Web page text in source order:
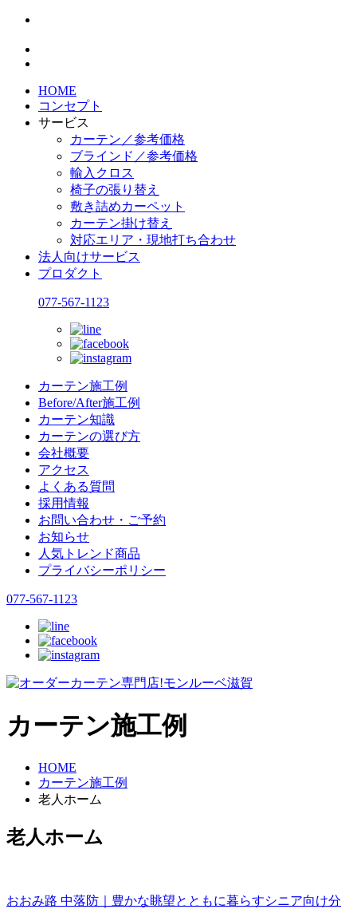
HOME
コンセプト
サービス
カーテン／参考価格
ブラインド／参考価格
輸入クロス
椅子の張り替え
敷き詰めカーペット
カーテン掛け替え
対応エリア・現地打ち合わせ
法人向けサービス
プロダクト
077-567-1123
カーテン施工例
Before/After施工例
カーテン知識
カーテンの選び方
会社概要
アクセス
よくある質問
採用情報
お問い合わせ・ご予約
お知らせ
人気トレンド商品
プライバシーポリシー
077-567-1123
カーテン施工例
HOME
カーテン施工例
老人ホーム
老人ホーム
おおみ路 中落防｜豊かな眺望とともに暮らすシニア向け分